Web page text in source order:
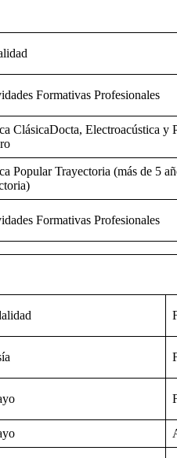
Formativas Profesionales
ClásicaDocta, Electroacústica y
Popular Trayectoria (más de 5
Formativas Profesionales